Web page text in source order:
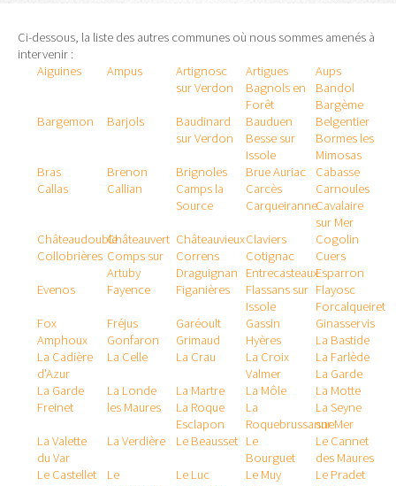
Ci-dessous, la liste des autres communes où nous sommes amenés à
intervenir :
Aiguines
Ampus
Artignosc
sur Verdon
Artigues
Aups
Bagnols en
Forêt
Bandol
Bargème
Bargemon
Barjols
Baudinard
sur Verdon
Bauduen
Belgentier
Besse sur
Issole
Bormes les
Mimosas
Bras
Brenon Brignoles Brue Auriac
Cabasse
Callas
Callian
Camps la
Source
Carcès
Carnoules
CarqueiranneCavalaire
sur Mer
ChâteaudoubleChâteauvert ChâteauvieuxClaviers
Cogolin
Collobrières Comps sur
Artuby
Correns Cotignac
Cuers
Draguignan
EntrecasteauxEsparron
Evenos
Fayence Figanières
Flassans sur
Issole
Flayosc
Forcalqueiret
Fox
Amphoux
Fréjus Garéoult Gassin
Ginasservis
Gonfaron
Grimaud Hyères
La Bastide
La Cadière
d'Azur
La Celle La Crau
La Croix
Valmer
La Farlède
La Garde
La Garde
Freinet
La Londe
les Maures
La Martre La Môle
La Motte
La Roque
Esclapon
La
Roquebrussanne
La Seyne
sur Mer
La Valette
du Var
La Verdière Le Beausset Le
Bourguet
Le Cannet
des Maures
Le Castellet
Le
Le Luc Le Muy
Le Pradet